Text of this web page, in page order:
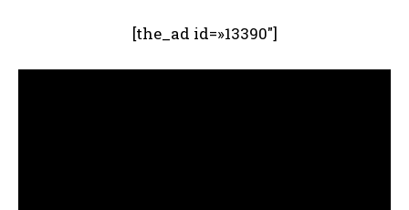
[the_ad id=»13390″]